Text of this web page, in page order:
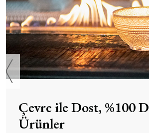
Çevre ile Dost, %100
Ürünler